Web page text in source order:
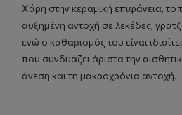
Χάρη στην κεραμική επιφάνεια, το
αυξημένη αντοχή σε λεκέδες,
ενώ ο καθαρισμός του είναι
που συνδυάζει άριστα την
άνεση και τη μακροχρόνια αντοχή.